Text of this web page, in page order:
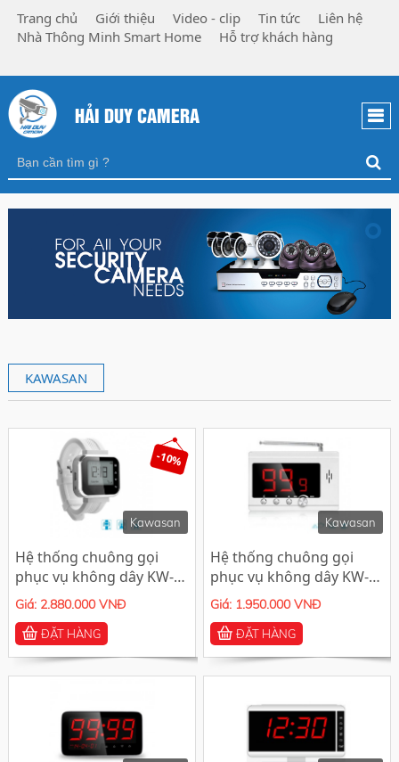
Trang chủ Giới thiệu Video - clip Tin tức
Liên hệ
Nhà Thông Minh Smart Home
Hỗ trợ khách hàng
HẢI DUY CAMERA
KAWASAN
Kawasan
-10%
Hệ thống chuông gọi
phục vụ không dây KW-
CW6
Giá: 2.880.000 VNĐ
ĐẶT HÀNG
Kawasan
Hệ thống chuông gọi
phục vụ không dây KW-
CS2
Giá: 1.950.000 VNĐ
ĐẶT HÀNG